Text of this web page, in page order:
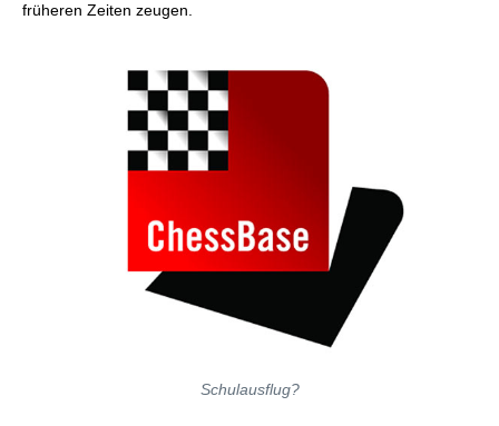
früheren Zeiten zeugen.
Schulausflug?